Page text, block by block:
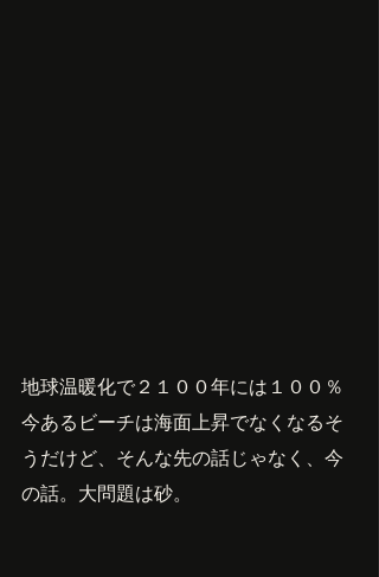
地球温暖化で２１００年には１００％
今あるビーチは海面上昇でなくなるそ
うだけど、そんな先の話じゃなく、今
の話。大問題は砂。